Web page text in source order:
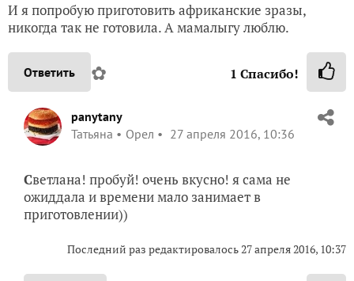
И я попробую приготовить африканские зразы,
никогда так не готовила. А мамалыгу люблю.
Ответить ✿ 1 Спасибо!
panytany
Татьяна
Орел 27 апреля 2016, 10:36
Светлана! пробуй! очень вкусно! я сама не
ожиддала и времени мало занимает в
приготовлении))
Последний раз редактировалось27 апреля 2016, 10:37